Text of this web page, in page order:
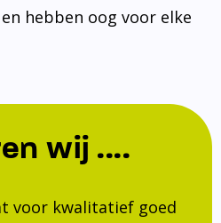
hebben oog voor elke
wij ....
voor kwalitatief goed